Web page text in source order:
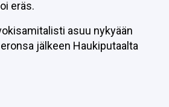
eräs.
asuu nykyään
jälkeen Haukiputaalta